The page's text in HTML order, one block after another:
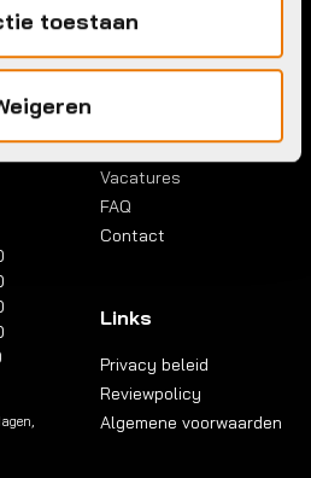
toestaan
Account
Lease a bike
Werkplaats
Vacatures
FAQ
Contact
Links
Privacy beleid
Reviewpolicy
Algemene voorwaarden